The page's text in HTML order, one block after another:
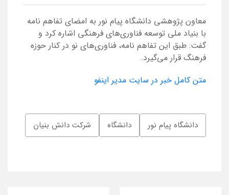
معاون پژوهشی دانشگاه پیام نور به امضای تفاهم نامه
با بنیاد ملی توسعه فناوری‌های فرهنگی اشاره کرد و
گفت: طبق این تفاهم نامه، فناوری‌های نو در کنار حوزه
فرهنگ قرار می‌گیرد.
متن کامل خبر در سایت مدیر اینفو
دانشگاه پیام نور دانشگاه شرکت دانش بنیان